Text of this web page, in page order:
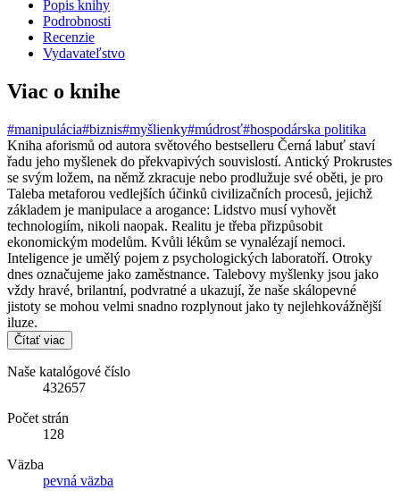
Popis knihy
Podrobnosti
Recenzie
Vydavateľstvo
Viac o knihe
#manipulácia#biznis#myšlienky#múdrosť#hospodárska politika
Kniha aforismů od autora světového bestselleru Černá labuť staví
řadu jeho myšlenek do překvapivých souvislostí. Antický Prokrustes
se svým ložem, na němž zkracuje nebo prodlužuje své oběti, je pro
Taleba metaforou vedlejších účinků civilizačních procesů, jejichž
základem je manipulace a arogance: Lidstvo musí vyhovět
technologiím, nikoli naopak. Realitu je třeba přizpůsobit
ekonomickým modelům. Kvůli lékům se vynalézají nemoci.
Inteligence je umělý pojem z psychologických laboratoří. Otroky
dnes označujeme jako zaměstnance. Talebovy myšlenky jsou jako
vždy hravé, brilantní, podvratné a ukazují, že naše skálopevné
jistoty se mohou velmi snadno rozplynout jako ty nejlehkovážnější
iluze.
Čítať viac
Naše katalógové číslo
432657
Počet strán
128
Väzba
pevná väzba